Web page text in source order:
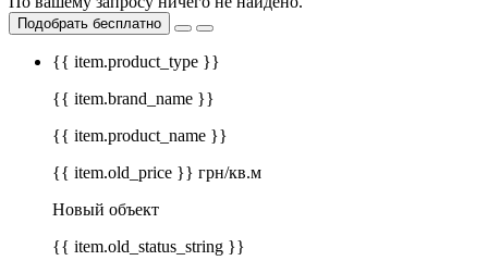
Подобрать бесплатно
{{ item.product_type }}
{{ item.brand_name }}
{{ item.product_name }}
{{ item.old_price }} грн/кв.м
Новый объект
{{ item.old_status_string }}